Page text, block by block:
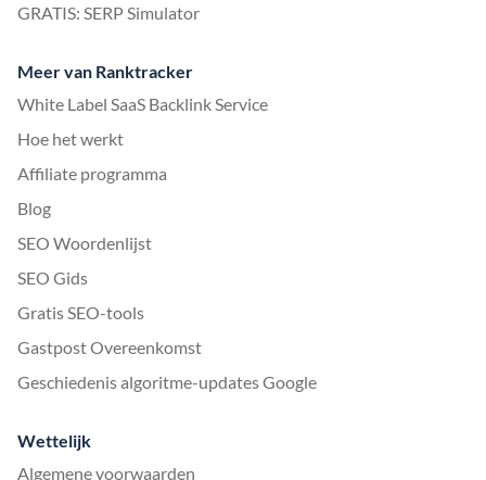
GRATIS: SERP Simulator
Meer van Ranktracker
White Label SaaS Backlink Service
Hoe het werkt
Affiliate programma
Blog
SEO Woordenlijst
SEO Gids
Gratis SEO-tools
Gastpost Overeenkomst
Geschiedenis algoritme-updates Google
Wettelijk
Algemene voorwaarden